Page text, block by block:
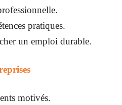
pratiques.
un emploi durable.
motivés.